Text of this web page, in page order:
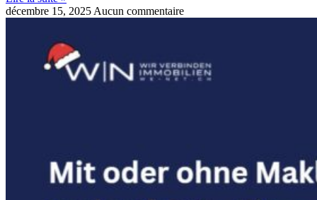
décembre 15, 2025 Aucun commentaire